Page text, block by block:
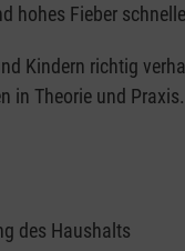
hohes Fieber
Kindern richtig
in Theorie und Praxis.
des Haushalts